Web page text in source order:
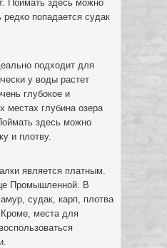
Поймать здесь можно
попадается судак
подходит для
у воды растет
глубокое и
местах глубина озера
здесь можно
и плотву.
является платным.
Промышленной. В
судак, карп, плотва
Кроме, места для